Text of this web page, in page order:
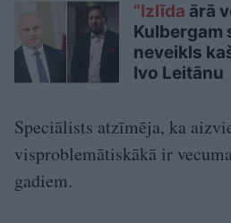
“Izlīda ārā
Kulbergam
neveikls
Ivo Leitānu
Speciālists atzīmēja, ka
visproblemātiskākā ir
gadiem.